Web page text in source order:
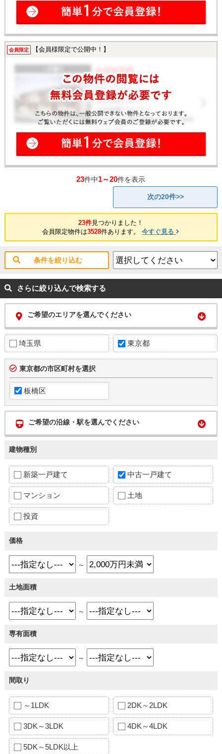
会員限定 【会員様限定で公開中！】
23件中1～20件を表示
次の20件>>
23件見つかりました！
会員限定物件は3528件あります。今すぐ見る
条件を絞り込む
さらに絞り込んで検索する
ご希望のエリアを選んでください
埼玉県 東京都
東京都の市区町村を選択
板橋区
ご希望の沿線・駅を選んでください
建物種別
新築一戸建て 中古一戸建て
マンション 土地
投資
価格
～
土地面積
～
専有面積
～
間取り
～1LDK 2DK～2LDK
3DK～3LDK 4DK～4LDK
5DK～5LDK以上